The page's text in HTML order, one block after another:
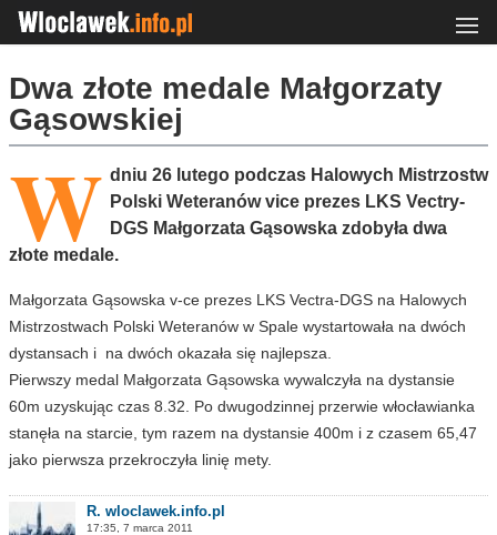
Dwa złote medale Małgorzaty
Gąsowskiej
W dniu 26 lutego podczas Halowych Mistrzostw
Polski Weteranów vice prezes LKS Vectry-
DGS Małgorzata Gąsowska zdobyła dwa
złote medale.
Małgorzata Gąsowska v-ce prezes LKS Vectra-DGS na Halowych
Mistrzostwach Polski Weteranów w Spale wystartowała na dwóch
dystansach i na dwóch okazała się najlepsza.
Pierwszy medal Małgorzata Gąsowska wywalczyła na dystansie
60m uzyskując czas 8.32. Po dwugodzinnej przerwie włocławianka
stanęła na starcie, tym razem na dystansie 400m i z czasem 65,47
jako pierwsza przekroczyła linię mety.
R. wloclawek.info.pl
17:35, 7 marca 2011